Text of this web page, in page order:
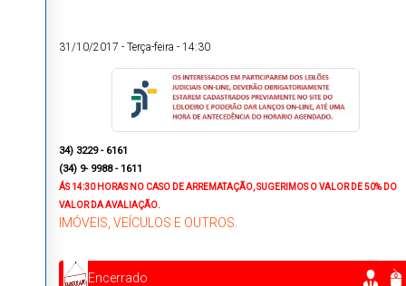
31/10/2017 - Terça-feira - 14:30
34) 3229 - 6161
(34) 9- 9988 - 1611
ÁS 14:30 HORAS NO CASO DE ARREMATAÇÃO, SUGERIMOS O VALOR DE 50% DO
VALOR DA AVALIAÇÃO.
IMÓVEIS, VEÍCULOS E OUTROS.
Encerrado